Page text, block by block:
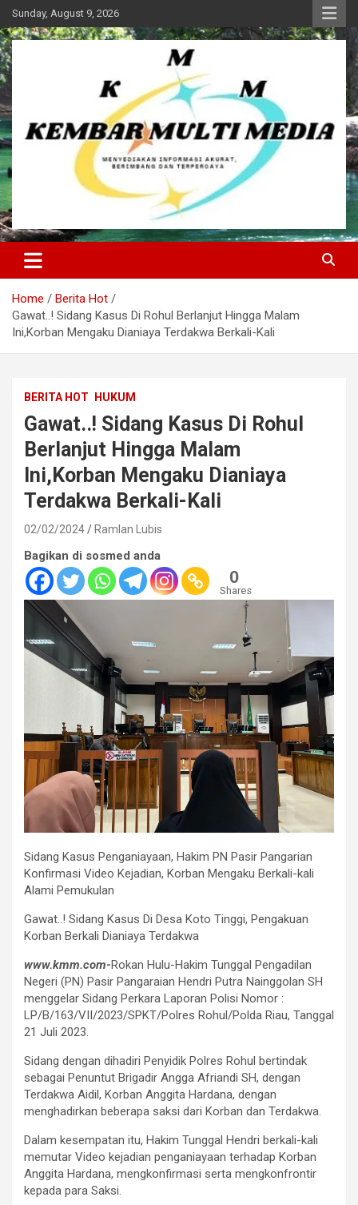
Skip
to
content
Sunday, August 9, 2026
Kembar Multi Media
Home
Berita Hot
Gawat..! Sidang Kasus Di Rohul Berlanjut Hingga Malam
Ini,Korban Mengaku Dianiaya Terdakwa Berkali-Kali
BERITA HOT HUKUM
Gawat..! Sidang Kasus Di Rohul
Berlanjut Hingga Malam
Ini,Korban Mengaku Dianiaya
Terdakwa Berkali-Kali
02/02/2024 Ramlan Lubis
Bagikan di sosmed anda
0
Shares
Sidang Kasus Penganiayaan, Hakim PN Pasir Pangarian
Konfirmasi Video Kejadian, Korban Mengaku Berkali-kali
Alami Pemukulan
Gawat..! Sidang Kasus Di Desa Koto Tinggi, Pengakuan
Korban Berkali Dianiaya Terdakwa
www.kmm.com-Rokan Hulu-Hakim Tunggal Pengadilan
Negeri (PN) Pasir Pangaraian Hendri Putra Nainggolan SH
menggelar Sidang Perkara Laporan Polisi Nomor :
LP/B/163/VII/2023/SPKT/Polres Rohul/Polda Riau, Tanggal
21 Juli 2023.
Sidang dengan dihadiri Penyidik Polres Rohul bertindak
sebagai Penuntut Brigadir Angga Afriandi SH, dengan
Terdakwa Aidil, Korban Anggita Hardana, dengan
menghadirkan beberapa saksi dari Korban dan Terdakwa.
Dalam kesempatan itu, Hakim Tunggal Hendri berkali-kali
memutar Video kejadian penganiayaan terhadap Korban
Anggita Hardana, mengkonfirmasi serta mengkonfrontir
kepada para Saksi.